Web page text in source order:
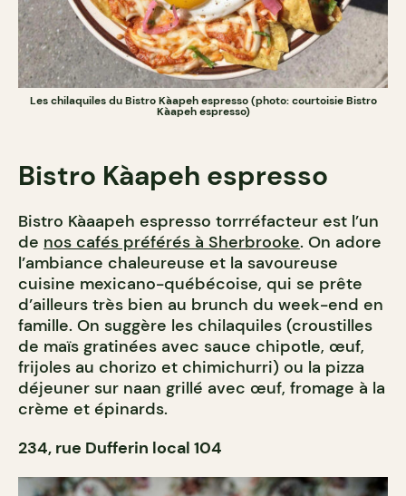
Les chilaquiles du Bistro Kàapeh espresso (photo: courtoisie Bistro
Kàapeh espresso)
Bistro Kàapeh espresso
Bistro Kàaapeh espresso torrréfacteur est l’un
de nos cafés préférés à Sherbrooke. On adore
l’ambiance chaleureuse et la savoureuse
cuisine mexicano-québécoise, qui se prête
d’ailleurs très bien au brunch du week-end en
famille. On suggère les chilaquiles (croustilles
de maïs gratinées avec sauce chipotle, œuf,
frijoles au chorizo et chimichurri) ou la pizza
déjeuner sur naan grillé avec œuf, fromage à la
crème et épinards.
234, rue Dufferin local 104